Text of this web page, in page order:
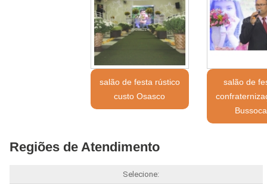
salão de festa rústico
custo Osasco
salão de
Regiões de Atendimento
Selecione: